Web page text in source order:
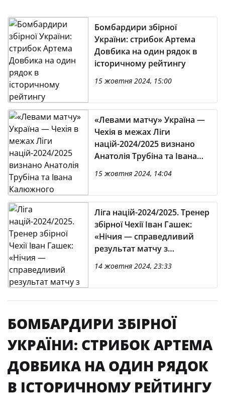
Бомбардири збірної
України: стрибок Артема
Довбика на один рядок в
історичному рейтингу
15 жовтня 2024, 15:00
«Левами матчу» Україна —
Чехія в межах Ліги
націй-2024/2025 визнано
Анатолія Трубіна та Івана
15 жовтня 2024, 14:04
Ліга націй-2024/2025. Тренер
збірної Чехії Іван Гашек:
«Нічия — справедливий
результат матчу з
14 жовтня 2024, 23:33
БОМБАРДИРИ ЗБІРНОЇ
УКРАЇНИ: СТРИБОК АРТЕМА
ДОВБИКА НА ОДИН РЯДОК
В ІСТОРИЧНОМУ РЕЙТИНГУ